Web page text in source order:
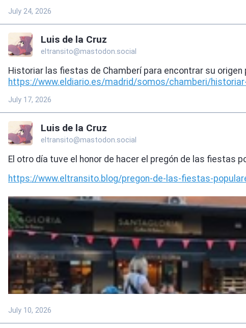
July 24, 2026
Luis de la Cruz
eltransito@mastodon.social
Historiar las fiestas de Chamberí para encontrar su
https://www.eldiario.es/madrid/somos/chamberi/
July 17, 2026
Luis de la Cruz
eltransito@mastodon.social
El otro día tuve el honor de hacer el pregón de las fiestas
https://www.eltransito.blog/pregon-de-las-fiestas-
July 10, 2026